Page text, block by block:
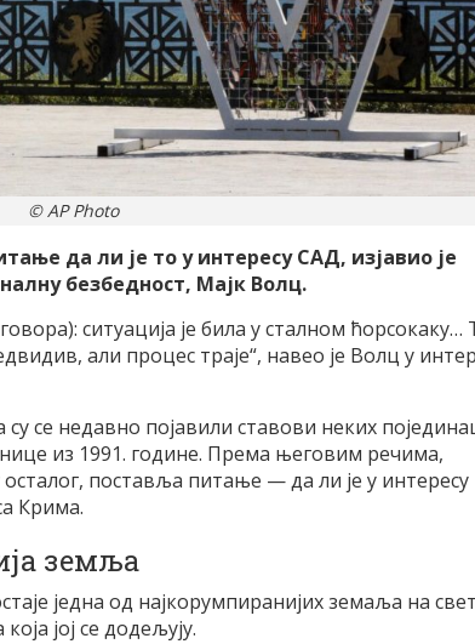
© AP Photo
да ли је то у интересу САД, изјавио је
безбедност, Мајк Волц.
ситуација је била у сталном ћорсокаку…
али процес траје“, навео је Волц у
се недавно појавили ставови неких
из 1991. године. Према његовим речима,
поставља питање — да ли је у интересу
Крима.
земља
једна од најкорумпиранијих земаља на
јој се додељују.